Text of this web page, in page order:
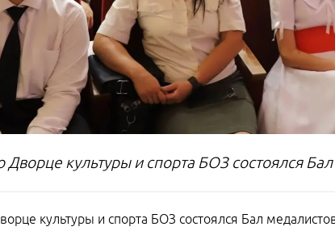
Дворце культуры и спорта БОЗ состоялся
культуры и спорта БОЗ состоялся Бал